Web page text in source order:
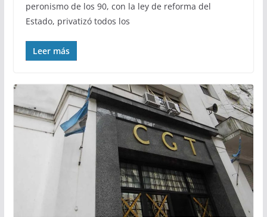
peronismo de los 90, con la ley de reforma del
Estado, privatizó todos los
Leer más